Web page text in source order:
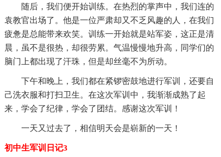
随后，我们便开始训练。在热烈的掌声中，我们连的
袁教官出场了。他是一位严肃却又不乏风趣的人，在我们
疲惫是总能带来欢笑。训练一开始就是站军姿，这正是清
晨，虽不是很热，却很劳累。气温慢慢地升高，同学们的
脑门上都出现了汗珠，但是却丝毫不为所动。
下午和晚上，我们都在紧锣密鼓地进行军训，还要自
己洗衣服和打扫卫生。在这次军训中，我渐渐成熟了起
来，学会了纪律，学会了团结。感谢这次军训！
一天又过去了，相信明天会是崭新的一天！
初中生军训日记3